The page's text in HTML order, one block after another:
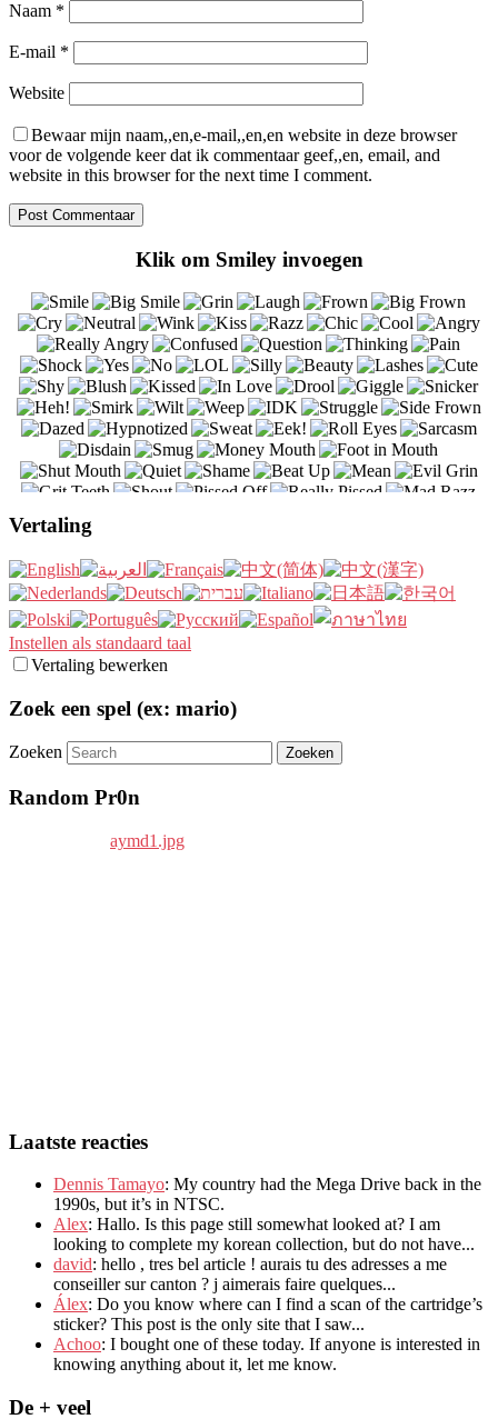
Naam *
E-mail *
Website
Bewaar mijn naam,,en,e-mail,,en,en website in deze browser
voor de volgende keer dat ik commentaar geef,,en, email, and
website in this browser for the next time I comment.
Klik om Smiley invoegen
Vertaling
Instellen als standaard taal
Vertaling bewerken
Zoek een spel (ex: mario)
Zoeken
Random Pr0n
Laatste reacties
Dennis Tamayo: My country had the Mega Drive back in the
1990s, but it’s in NTSC.
Alex: Hallo. Is this page still somewhat looked at? I am
looking to complete my korean collection, but do not have...
david: hello , tres bel article ! aurais tu des adresses a me
conseiller sur canton ? j aimerais faire quelques...
Álex: Do you know where can I find a scan of the cartridge’s
sticker? This post is the only site that I saw...
Achoo: I bought one of these today. If anyone is interested in
knowing anything about it, let me know.
De + veel